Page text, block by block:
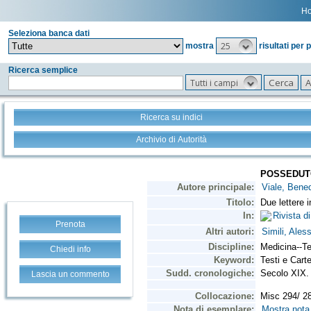
Seleziona banca dati
mostra
25 risultati per
Ricerca semplice
Tutti i campi
Ricerca su indici
Archivio di Autorità
Prenota
Chiedi info
Lascia un commento